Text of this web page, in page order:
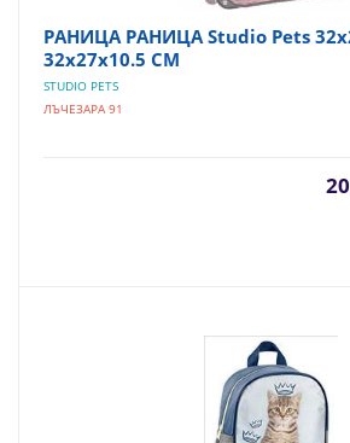
РАНИЦА РАНИЦА Studio Pets
32х27х10.5 СМ
STUDIO PETS
ЛЪЧЕЗАРА 91